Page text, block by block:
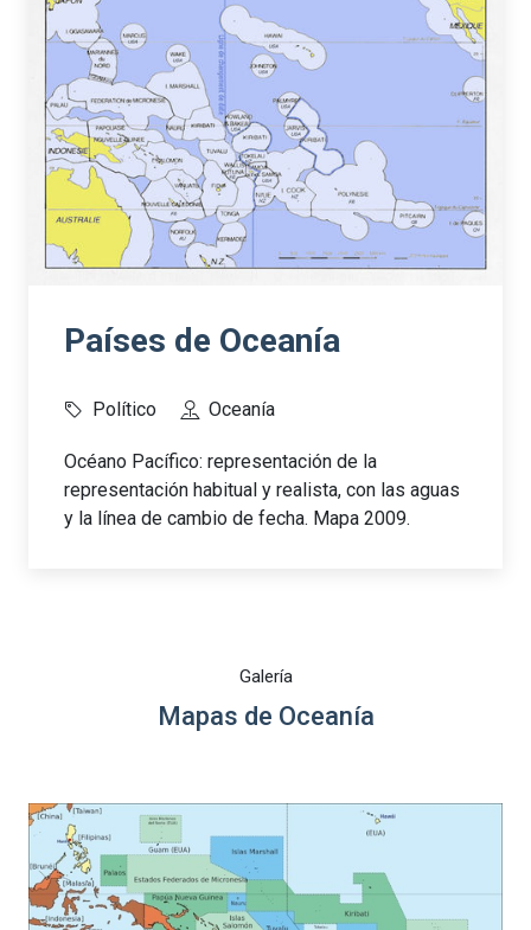
Países de Oceanía
Político Oceanía
Océano Pacífico: representación de la
representación habitual y realista, con las aguas
y la línea de cambio de fecha. Mapa 2009.
Galería
Mapas de Oceanía